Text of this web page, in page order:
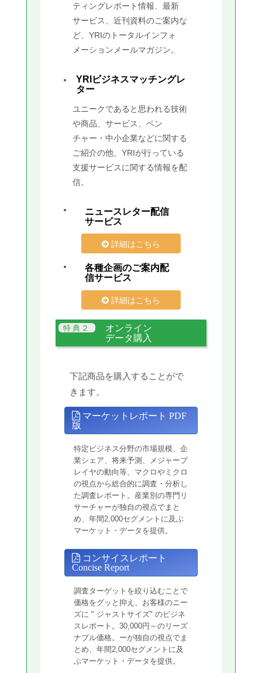
ティングレポート情報、最新
サービス、近刊資料のご案内な
ど、YRIのトータルインフォ
メーションメールマガジン。
YRIビジネスマッチングレ
ター
ユニークであると思われる技術
や商品、サービス、ベン
チャー・中小企業などに関する
ご紹介の他、YRIが行っている
支援サービスに関する情報を配
信。
ニュースレター配信
サービス
詳細はこちら
各種企画のご案内配
信サービス
詳細はこちら
オンライン
データ購入
下記商品を購入することがで
きます。
マーケットレポート PDF
版
特定ビジネス分野の市場規模、企
業シェア、将来予測、メジャープ
レイヤの動向等、マクロやミクロ
の視点から総合的に調査・分析し
た調査レポート。産業別の専門リ
サーチャーが独自の視点でまと
め、年間2,000セグメントに及ぶ
マーケット・データを提供。
コンサイスレポート
Concise Report
調査ターゲットを絞り込むことで
価格をグッと抑え、お客様のニー
ズに " ジャストサイズ" のビジネ
スレポート。30,000円～のリーズ
ナブル価格。ーが独自の視点でま
とめ、年間2,000セグメントに及
ぶマーケット・データを提供。